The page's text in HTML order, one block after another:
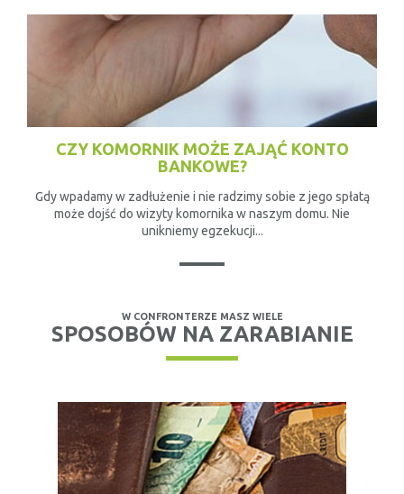
CZY KOMORNIK MOŻE ZAJĄĆ KONTO
BANKOWE?
Gdy wpadamy w zadłużenie i nie radzimy sobie z jego spłatą
może dojść do wizyty komornika w naszym domu. Nie
unikniemy egzekucji...
W CONFRONTERZE MASZ WIELE
SPOSOBÓW NA ZARABIANIE